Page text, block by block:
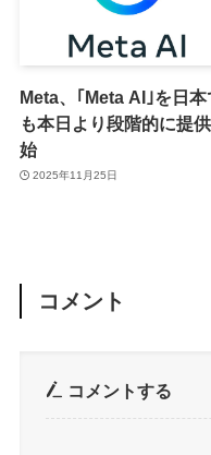
Meta、｢Meta AI｣を日本
も本日より段階的に提
始
2025年11月25日
コメント
コメントする